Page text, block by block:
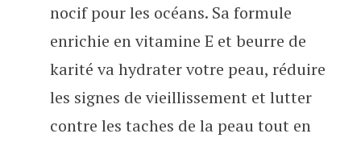
nocif pour les océans. Sa formule
enrichie en vitamine E et beurre de
karité va hydrater votre peau, réduire
les signes de vieillissement et lutter
contre les taches de la peau tout en